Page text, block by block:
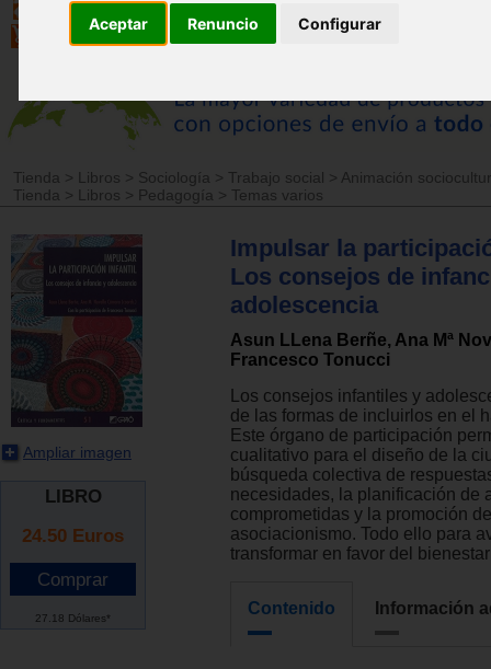
Aceptar Renuncio Configurar
Tienda > Libros > Sociología > Trabajo social > Animación
Tienda
> Libros > Pedagogía > Temas varios
Ampliar imagen
LIBRO
24.50 Euros
27.18 Dólares*
Impulsar la
Los consejos de
adolescencia
Asun LLena Berñe, Ana Mª
Francesco Tonucci
Los consejos infantiles y
de las formas de incluirlos en el
Este órgano de participación
cualitativo para el diseño de la
búsqueda colectiva de
necesidades, la planificación de
comprometidas y la promoción
asociacionismo. Todo ello para
transformar en favor del
Contenido Información